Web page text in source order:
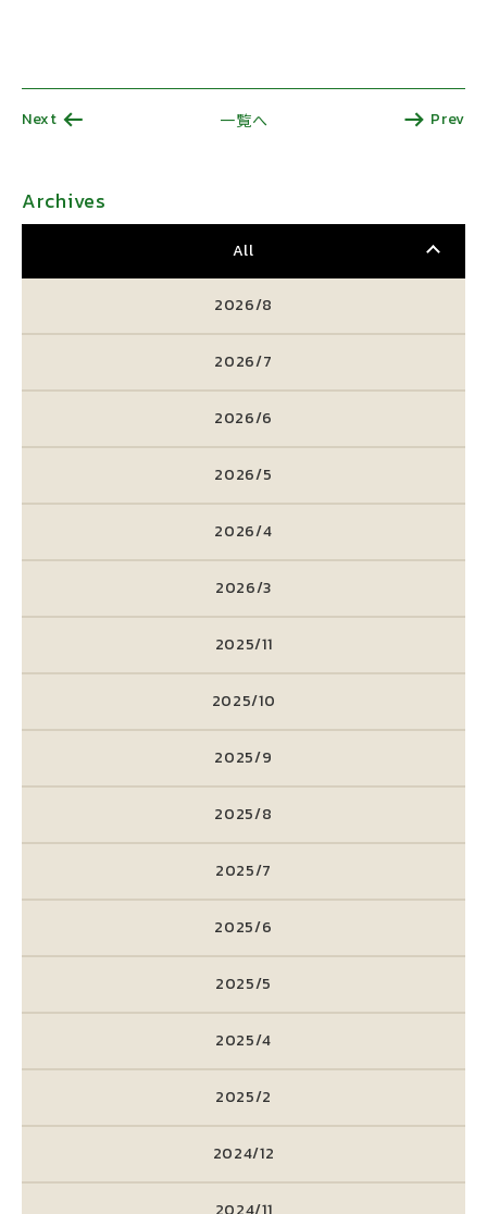
Next 一覧へ Prev
Archives
All
2026/8
2026/7
2026/6
2026/5
2026/4
2026/3
2025/11
2025/10
2025/9
2025/8
2025/7
2025/6
2025/5
2025/4
2025/2
2024/12